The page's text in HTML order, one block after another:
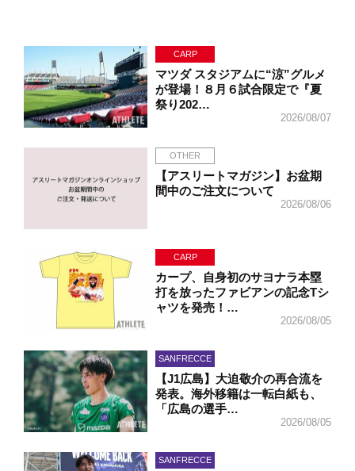
CARP
マツダ スタジアムに“涼”グルメ
が登場！８月６試合限定で『夏
祭り202…
2026/08/07
OTHER
【アスリートマガジン】お盆期
間中のご注文について
2026/08/06
CARP
カープ、自身初のサヨナラ本塁
打を放ったファビアンの記念Tシ
ャツを発売！…
2026/08/05
SANFRECCE
【J1広島】大迫敬介の再合流を
発表。海外移籍は一転白紙も、
「広島の選手…
2026/08/05
SANFRECCE